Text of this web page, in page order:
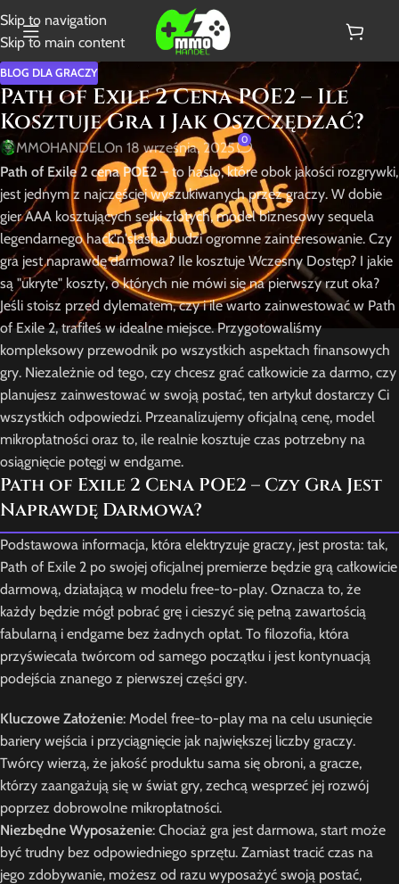
Skip to navigation
Skip to main content
BLOG DLA GRACZY
Path of Exile 2 Cena POE2 – Ile
Kosztuje Gra i Jak Oszczędzać?
MMOHANDELOn 18 września, 2025 0
Path of Exile 2 cena POE2 – to hasło, które obok jakości rozgrywki,
jest jednym z najczęściej wyszukiwanych przez graczy. W dobie
gier AAA kosztujących setki złotych, model biznesowy sequela
legendarnego hack'n'slasha budzi ogromne zainteresowanie. Czy
gra jest naprawdę darmowa? Ile kosztuje Wczesny Dostęp? I jakie
są "ukryte" koszty, o których nie mówi się na pierwszy rzut oka?
Jeśli stoisz przed dylematem, czy i ile warto zainwestować w Path
of Exile 2, trafiłeś w idealne miejsce. Przygotowaliśmy
kompleksowy przewodnik po wszystkich aspektach finansowych
gry. Niezależnie od tego, czy chcesz grać całkowicie za darmo, czy
planujesz zainwestować w swoją postać, ten artykuł dostarczy Ci
wszystkich odpowiedzi. Przeanalizujemy oficjalną cenę, model
mikropłatności oraz to, ile realnie kosztuje czas potrzebny na
osiągnięcie potęgi w endgame.
Path of Exile 2 Cena POE2 – Czy Gra Jest
Naprawdę Darmowa?
Podstawowa informacja, która elektryzuje graczy, jest prosta: tak,
Path of Exile 2 po swojej oficjalnej premierze będzie grą całkowicie
darmową, działającą w modelu free-to-play. Oznacza to, że
każdy będzie mógł pobrać grę i cieszyć się pełną zawartością
fabularną i endgame bez żadnych opłat. To filozofia, która
przyświecała twórcom od samego początku i jest kontynuacją
podejścia znanego z pierwszej części gry.
Kluczowe Założenie: Model free-to-play ma na celu usunięcie
bariery wejścia i przyciągnięcie jak największej liczby graczy.
Twórcy wierzą, że jakość produktu sama się obroni, a gracze,
którzy zaangażują się w świat gry, zechcą wesprzeć jej rozwój
poprzez dobrowolne mikropłatności.
Niezbędne Wyposażenie: Chociaż gra jest darmowa, start może
być trudny bez odpowiedniego sprzętu. Zamiast tracić czas na
jego zdobywanie, możesz od razu wyposażyć swoją postać,